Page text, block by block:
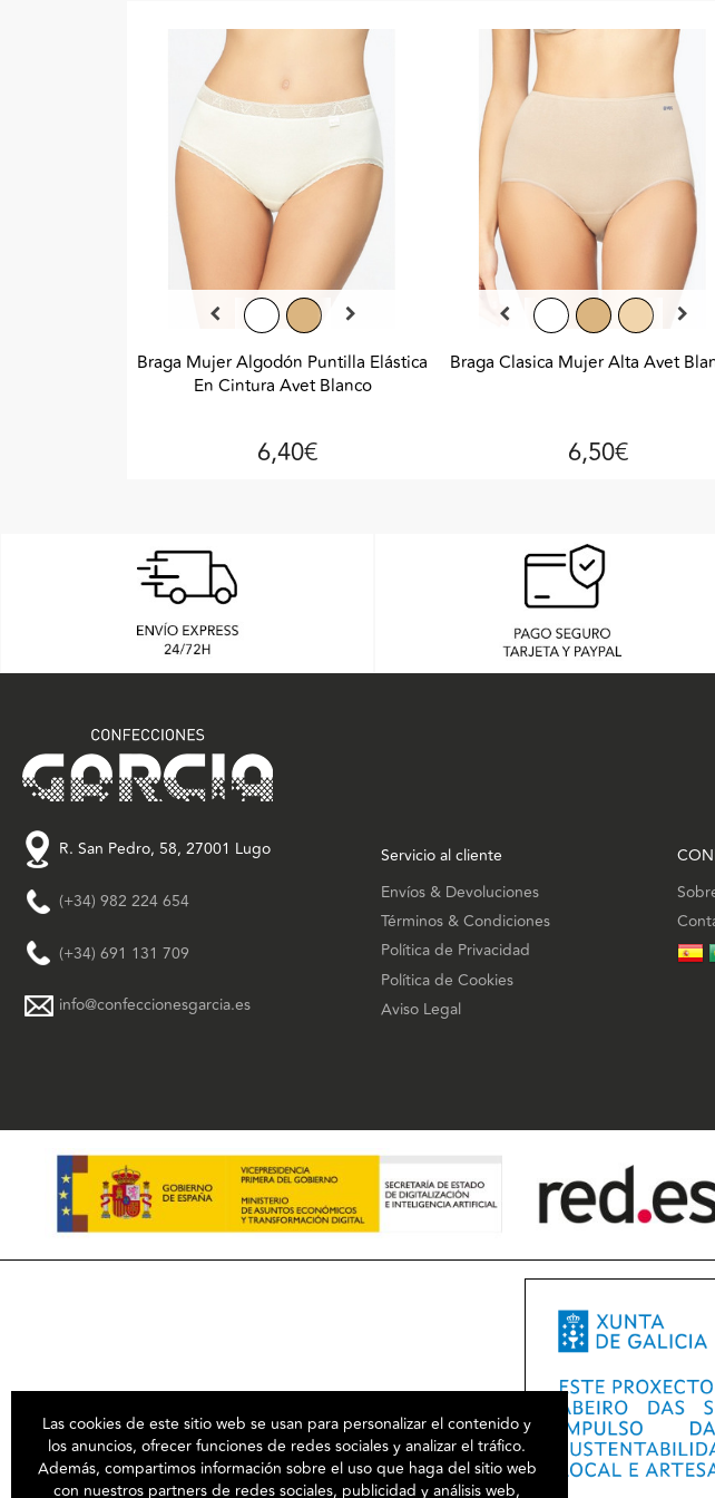
Braga Mujer Algodón Puntilla Elástica
En Cintura Avet Blanco
6,40€
Braga Clasica Mujer Alta Avet
6,50€
Las cookies de este sitio web se usan para personalizar el contenido y
los anuncios, ofrecer funciones de redes sociales y analizar el tráfico.
Además, compartimos información sobre el uso que haga del sitio web
con nuestros partners de redes sociales, publicidad y análisis web,
R. San Pedro, 58, 27001 Lugo
(+34) 982 224 654
(+34) 691 131 709
info@confeccionesgarcia.es
Servicio al cliente
Envíos & Devoluciones
Términos & Condiciones
Política de Privacidad
Política de Cookies
Aviso Legal